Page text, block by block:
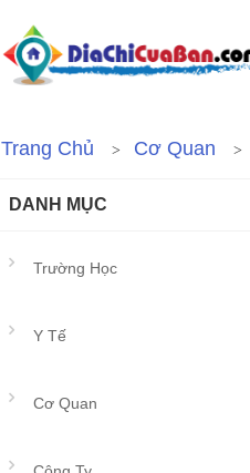
Trang Chủ Cơ Quan
DANH MỤC
Trường Học
Y Tế
Cơ Quan